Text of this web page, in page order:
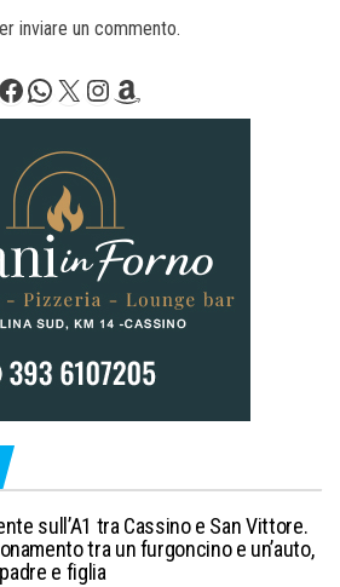
inviare un commento.
Facebook
WhatsApp
X Instagram
Amazon
sull’A1 tra Cassino e San Vittore.
tra un furgoncino e un’auto,
e figlia